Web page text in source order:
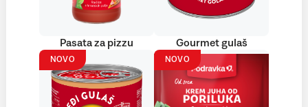
Pasata za pizzu Gourmet gulaš
NOVO NOVO